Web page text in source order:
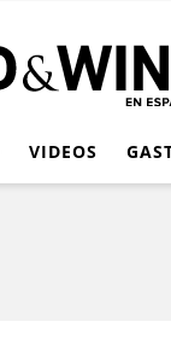
VIDEOS